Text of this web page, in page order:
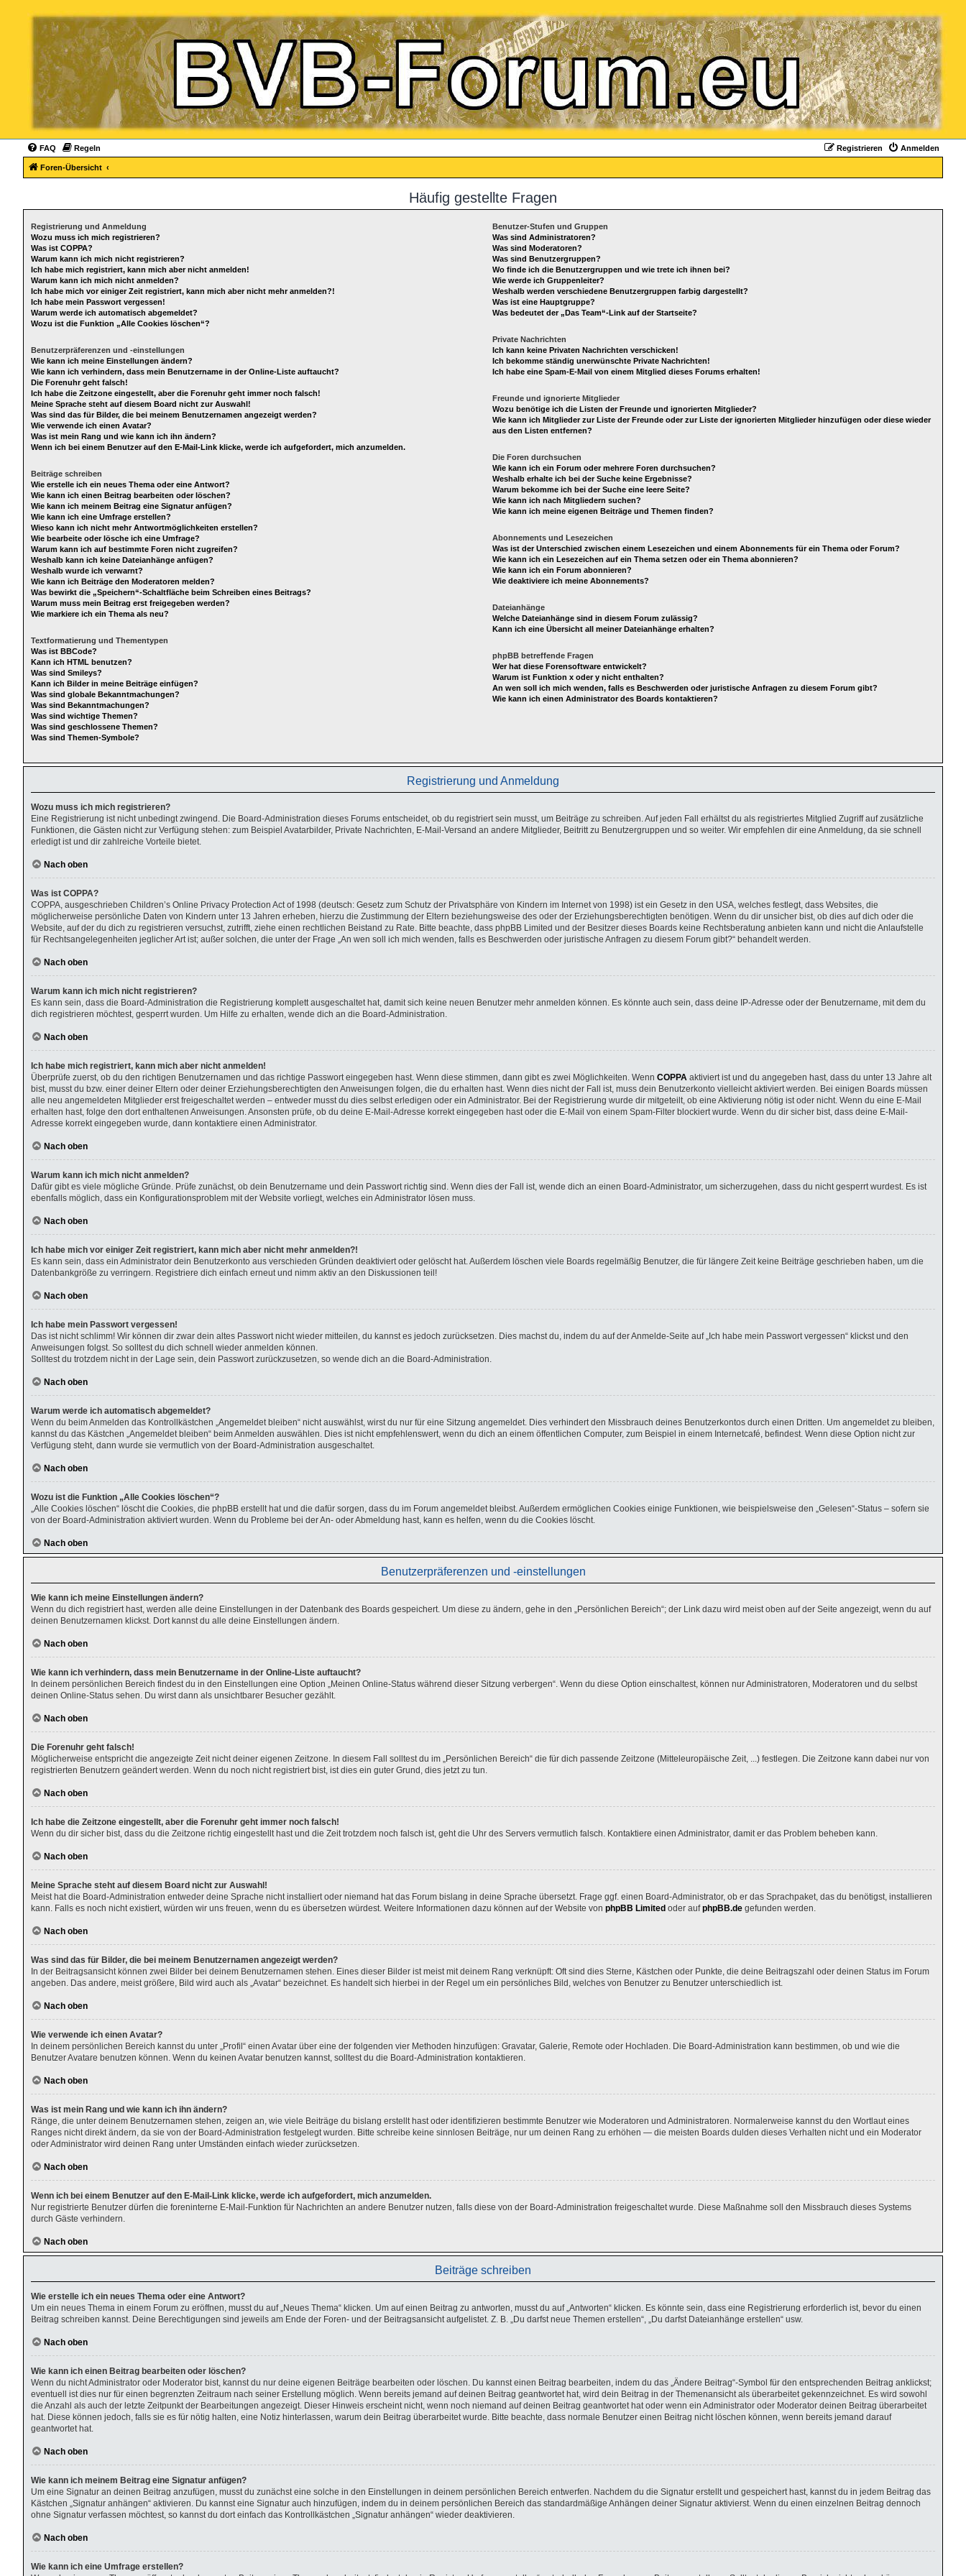
FAQ Regeln Anmelden
Registrieren
Foren-Übersicht
Häufig gestellte Fragen
Registrierung und Anmeldung
Wozu muss ich mich registrieren?
Was ist COPPA?
Warum kann ich mich nicht registrieren?
Ich habe mich registriert, kann mich aber nicht anmelden!
Warum kann ich mich nicht anmelden?
Ich habe mich vor einiger Zeit registriert, kann mich aber nicht mehr anmelden?!
Ich habe mein Passwort vergessen!
Warum werde ich automatisch abgemeldet?
Wozu ist die Funktion „Alle Cookies löschen“?
Benutzerpräferenzen und -einstellungen
Wie kann ich meine Einstellungen ändern?
Wie kann ich verhindern, dass mein Benutzername in der Online-Liste auftaucht?
Die Forenuhr geht falsch!
Ich habe die Zeitzone eingestellt, aber die Forenuhr geht immer noch falsch!
Meine Sprache steht auf diesem Board nicht zur Auswahl!
Was sind das für Bilder, die bei meinem Benutzernamen angezeigt werden?
Wie verwende ich einen Avatar?
Was ist mein Rang und wie kann ich ihn ändern?
Wenn ich bei einem Benutzer auf den E-Mail-Link klicke, werde ich aufgefordert, mich anzumelden.
Beiträge schreiben
Wie erstelle ich ein neues Thema oder eine Antwort?
Wie kann ich einen Beitrag bearbeiten oder löschen?
Wie kann ich meinem Beitrag eine Signatur anfügen?
Wie kann ich eine Umfrage erstellen?
Wieso kann ich nicht mehr Antwortmöglichkeiten erstellen?
Wie bearbeite oder lösche ich eine Umfrage?
Warum kann ich auf bestimmte Foren nicht zugreifen?
Weshalb kann ich keine Dateianhänge anfügen?
Weshalb wurde ich verwarnt?
Wie kann ich Beiträge den Moderatoren melden?
Was bewirkt die „Speichern“-Schaltfläche beim Schreiben eines Beitrags?
Warum muss mein Beitrag erst freigegeben werden?
Wie markiere ich ein Thema als neu?
Textformatierung und Thementypen
Was ist BBCode?
Kann ich HTML benutzen?
Was sind Smileys?
Kann ich Bilder in meine Beiträge einfügen?
Was sind globale Bekanntmachungen?
Was sind Bekanntmachungen?
Was sind wichtige Themen?
Was sind geschlossene Themen?
Was sind Themen-Symbole?
Benutzer-Stufen und Gruppen
Was sind Administratoren?
Was sind Moderatoren?
Was sind Benutzergruppen?
Wo finde ich die Benutzergruppen und wie trete ich ihnen bei?
Wie werde ich Gruppenleiter?
Weshalb werden verschiedene Benutzergruppen farbig dargestellt?
Was ist eine Hauptgruppe?
Was bedeutet der „Das Team“-Link auf der Startseite?
Private Nachrichten
Ich kann keine Privaten Nachrichten verschicken!
Ich bekomme ständig unerwünschte Private Nachrichten!
Ich habe eine Spam-E-Mail von einem Mitglied dieses Forums erhalten!
Freunde und ignorierte Mitglieder
Wozu benötige ich die Listen der Freunde und ignorierten Mitglieder?
Wie kann ich Mitglieder zur Liste der Freunde oder zur Liste der ignorierten Mitglieder hinzufügen oder diese wieder
aus den Listen entfernen?
Die Foren durchsuchen
Wie kann ich ein Forum oder mehrere Foren durchsuchen?
Weshalb erhalte ich bei der Suche keine Ergebnisse?
Warum bekomme ich bei der Suche eine leere Seite?
Wie kann ich nach Mitgliedern suchen?
Wie kann ich meine eigenen Beiträge und Themen finden?
Abonnements und Lesezeichen
Was ist der Unterschied zwischen einem Lesezeichen und einem Abonnements für ein Thema oder Forum?
Wie kann ich ein Lesezeichen auf ein Thema setzen oder ein Thema abonnieren?
Wie kann ich ein Forum abonnieren?
Wie deaktiviere ich meine Abonnements?
Dateianhänge
Welche Dateianhänge sind in diesem Forum zulässig?
Kann ich eine Übersicht all meiner Dateianhänge erhalten?
phpBB betreffende Fragen
Wer hat diese Forensoftware entwickelt?
Warum ist Funktion x oder y nicht enthalten?
An wen soll ich mich wenden, falls es Beschwerden oder juristische Anfragen zu diesem Forum gibt?
Wie kann ich einen Administrator des Boards kontaktieren?
Registrierung und Anmeldung
Wozu muss ich mich registrieren?
Eine Registrierung ist nicht unbedingt zwingend. Die Board-Administration dieses Forums entscheidet, ob du registriert sein musst, um Beiträge zu schreiben. Auf jeden Fall erhältst du als registriertes Mitglied Zugriff auf zusätzliche
Funktionen, die Gästen nicht zur Verfügung stehen: zum Beispiel Avatarbilder, Private Nachrichten, E-Mail-Versand an andere Mitglieder, Beitritt zu Benutzergruppen und so weiter. Wir empfehlen dir eine Anmeldung, da sie schnell
erledigt ist und dir zahlreiche Vorteile bietet.
Nach oben
Was ist COPPA?
COPPA, ausgeschrieben Children’s Online Privacy Protection Act of 1998 (deutsch: Gesetz zum Schutz der Privatsphäre von Kindern im Internet von 1998) ist ein Gesetz in den USA, welches festlegt, dass Websites, die
möglicherweise persönliche Daten von Kindern unter 13 Jahren erheben, hierzu die Zustimmung der Eltern beziehungsweise des oder der Erziehungsberechtigten benötigen. Wenn du dir unsicher bist, ob dies auf dich oder die
Website, auf der du dich zu registrieren versuchst, zutrifft, ziehe einen rechtlichen Beistand zu Rate. Bitte beachte, dass phpBB Limited und der Besitzer dieses Boards keine Rechtsberatung anbieten kann und nicht die Anlaufstelle
für Rechtsangelegenheiten jeglicher Art ist; außer solchen, die unter der Frage „An wen soll ich mich wenden, falls es Beschwerden oder juristische Anfragen zu diesem Forum gibt?“ behandelt werden.
Nach oben
Warum kann ich mich nicht registrieren?
Es kann sein, dass die Board-Administration die Registrierung komplett ausgeschaltet hat, damit sich keine neuen Benutzer mehr anmelden können. Es könnte auch sein, dass deine IP-Adresse oder der Benutzername, mit dem du
dich registrieren möchtest, gesperrt wurden. Um Hilfe zu erhalten, wende dich an die Board-Administration.
Nach oben
Ich habe mich registriert, kann mich aber nicht anmelden!
Überprüfe zuerst, ob du den richtigen Benutzernamen und das richtige Passwort eingegeben hast. Wenn diese stimmen, dann gibt es zwei Möglichkeiten. Wenn COPPA aktiviert ist und du angegeben hast, dass du unter 13 Jahre alt
bist, musst du bzw. einer deiner Eltern oder deiner Erziehungsberechtigten den Anweisungen folgen, die du erhalten hast. Wenn dies nicht der Fall ist, muss dein Benutzerkonto vielleicht aktiviert werden. Bei einigen Boards müssen
alle neu angemeldeten Mitglieder erst freigeschaltet werden – entweder musst du dies selbst erledigen oder ein Administrator. Bei der Registrierung wurde dir mitgeteilt, ob eine Aktivierung nötig ist oder nicht. Wenn du eine E-Mail
erhalten hast, folge den dort enthaltenen Anweisungen. Ansonsten prüfe, ob du deine E-Mail-Adresse korrekt eingegeben hast oder die E-Mail von einem Spam-Filter blockiert wurde. Wenn du dir sicher bist, dass deine E-Mail-
Adresse korrekt eingegeben wurde, dann kontaktiere einen Administrator.
Nach oben
Warum kann ich mich nicht anmelden?
Dafür gibt es viele mögliche Gründe. Prüfe zunächst, ob dein Benutzername und dein Passwort richtig sind. Wenn dies der Fall ist, wende dich an einen Board-Administrator, um sicherzugehen, dass du nicht gesperrt wurdest. Es ist
ebenfalls möglich, dass ein Konfigurationsproblem mit der Website vorliegt, welches ein Administrator lösen muss.
Nach oben
Ich habe mich vor einiger Zeit registriert, kann mich aber nicht mehr anmelden?!
Es kann sein, dass ein Administrator dein Benutzerkonto aus verschieden Gründen deaktiviert oder gelöscht hat. Außerdem löschen viele Boards regelmäßig Benutzer, die für längere Zeit keine Beiträge geschrieben haben, um die
Datenbankgröße zu verringern. Registriere dich einfach erneut und nimm aktiv an den Diskussionen teil!
Nach oben
Ich habe mein Passwort vergessen!
Das ist nicht schlimm! Wir können dir zwar dein altes Passwort nicht wieder mitteilen, du kannst es jedoch zurücksetzen. Dies machst du, indem du auf der Anmelde-Seite auf „Ich habe mein Passwort vergessen“ klickst und den
Anweisungen folgst. So solltest du dich schnell wieder anmelden können.
Solltest du trotzdem nicht in der Lage sein, dein Passwort zurückzusetzen, so wende dich an die Board-Administration.
Nach oben
Warum werde ich automatisch abgemeldet?
Wenn du beim Anmelden das Kontrollkästchen „Angemeldet bleiben“ nicht auswählst, wirst du nur für eine Sitzung angemeldet. Dies verhindert den Missbrauch deines Benutzerkontos durch einen Dritten. Um angemeldet zu bleiben,
kannst du das Kästchen „Angemeldet bleiben“ beim Anmelden auswählen. Dies ist nicht empfehlenswert, wenn du dich an einem öffentlichen Computer, zum Beispiel in einem Internetcafé, befindest. Wenn diese Option nicht zur
Verfügung steht, dann wurde sie vermutlich von der Board-Administration ausgeschaltet.
Nach oben
Wozu ist die Funktion „Alle Cookies löschen“?
„Alle Cookies löschen“ löscht die Cookies, die phpBB erstellt hat und die dafür sorgen, dass du im Forum angemeldet bleibst. Außerdem ermöglichen Cookies einige Funktionen, wie beispielsweise den „Gelesen“-Status – sofern sie
von der Board-Administration aktiviert wurden. Wenn du Probleme bei der An- oder Abmeldung hast, kann es helfen, wenn du die Cookies löscht.
Nach oben
Benutzerpräferenzen und -einstellungen
Wie kann ich meine Einstellungen ändern?
Wenn du dich registriert hast, werden alle deine Einstellungen in der Datenbank des Boards gespeichert. Um diese zu ändern, gehe in den „Persönlichen Bereich“; der Link dazu wird meist oben auf der Seite angezeigt, wenn du auf
deinen Benutzernamen klickst. Dort kannst du alle deine Einstellungen ändern.
Nach oben
Wie kann ich verhindern, dass mein Benutzername in der Online-Liste auftaucht?
In deinem persönlichen Bereich findest du in den Einstellungen eine Option „Meinen Online-Status während dieser Sitzung verbergen“. Wenn du diese Option einschaltest, können nur Administratoren, Moderatoren und du selbst
deinen Online-Status sehen. Du wirst dann als unsichtbarer Besucher gezählt.
Nach oben
Die Forenuhr geht falsch!
Möglicherweise entspricht die angezeigte Zeit nicht deiner eigenen Zeitzone. In diesem Fall solltest du im „Persönlichen Bereich“ die für dich passende Zeitzone (Mitteleuropäische Zeit, ...) festlegen. Die Zeitzone kann dabei nur von
registrierten Benutzern geändert werden. Wenn du noch nicht registriert bist, ist dies ein guter Grund, dies jetzt zu tun.
Nach oben
Ich habe die Zeitzone eingestellt, aber die Forenuhr geht immer noch falsch!
Wenn du dir sicher bist, dass du die Zeitzone richtig eingestellt hast und die Zeit trotzdem noch falsch ist, geht die Uhr des Servers vermutlich falsch. Kontaktiere einen Administrator, damit er das Problem beheben kann.
Nach oben
Meine Sprache steht auf diesem Board nicht zur Auswahl!
Meist hat die Board-Administration entweder deine Sprache nicht installiert oder niemand hat das Forum bislang in deine Sprache übersetzt. Frage ggf. einen Board-Administrator, ob er das Sprachpaket, das du benötigst, installieren
kann. Falls es noch nicht existiert, würden wir uns freuen, wenn du es übersetzen würdest. Weitere Informationen dazu können auf der Website von phpBB Limited oder aufphpBB.de gefunden werden.
Nach oben
Was sind das für Bilder, die bei meinem Benutzernamen angezeigt werden?
In der Beitragsansicht können zwei Bilder bei deinem Benutzernamen stehen. Eines dieser Bilder ist meist mit deinem Rang verknüpft: Oft sind dies Sterne, Kästchen oder Punkte, die deine Beitragszahl oder deinen Status im Forum
angeben. Das andere, meist größere, Bild wird auch als „Avatar“ bezeichnet. Es handelt sich hierbei in der Regel um ein persönliches Bild, welches von Benutzer zu Benutzer unterschiedlich ist.
Nach oben
Wie verwende ich einen Avatar?
In deinem persönlichen Bereich kannst du unter „Profil“ einen Avatar über eine der folgenden vier Methoden hinzufügen: Gravatar, Galerie, Remote oder Hochladen. Die Board-Administration kann bestimmen, ob und wie die
Benutzer Avatare benutzen können. Wenn du keinen Avatar benutzen kannst, solltest du die Board-Administration kontaktieren.
Nach oben
Was ist mein Rang und wie kann ich ihn ändern?
Ränge, die unter deinem Benutzernamen stehen, zeigen an, wie viele Beiträge du bislang erstellt hast oder identifizieren bestimmte Benutzer wie Moderatoren und Administratoren. Normalerweise kannst du den Wortlaut eines
Ranges nicht direkt ändern, da sie von der Board-Administration festgelegt wurden. Bitte schreibe keine sinnlosen Beiträge, nur um deinen Rang zu erhöhen — die meisten Boards dulden dieses Verhalten nicht und ein Moderator
oder Administrator wird deinen Rang unter Umständen einfach wieder zurücksetzen.
Nach oben
Wenn ich bei einem Benutzer auf den E-Mail-Link klicke, werde ich aufgefordert, mich anzumelden.
Nur registrierte Benutzer dürfen die foreninterne E-Mail-Funktion für Nachrichten an andere Benutzer nutzen, falls diese von der Board-Administration freigeschaltet wurde. Diese Maßnahme soll den Missbrauch dieses Systems
durch Gäste verhindern.
Nach oben
Beiträge schreiben
Wie erstelle ich ein neues Thema oder eine Antwort?
Um ein neues Thema in einem Forum zu eröffnen, musst du auf „Neues Thema“ klicken. Um auf einen Beitrag zu antworten, musst du auf „Antworten“ klicken. Es könnte sein, dass eine Registrierung erforderlich ist, bevor du einen
Beitrag schreiben kannst. Deine Berechtigungen sind jeweils am Ende der Foren- und der Beitragsansicht aufgelistet. Z. B. „Du darfst neue Themen erstellen“, „Du darfst Dateianhänge erstellen“ usw.
Nach oben
Wie kann ich einen Beitrag bearbeiten oder löschen?
Wenn du nicht Administrator oder Moderator bist, kannst du nur deine eigenen Beiträge bearbeiten oder löschen. Du kannst einen Beitrag bearbeiten, indem du das „Ändere Beitrag“-Symbol für den entsprechenden Beitrag anklickst;
eventuell ist dies nur für einen begrenzten Zeitraum nach seiner Erstellung möglich. Wenn bereits jemand auf deinen Beitrag geantwortet hat, wird dein Beitrag in der Themenansicht als überarbeitet gekennzeichnet. Es wird sowohl
die Anzahl als auch der letzte Zeitpunkt der Bearbeitungen angezeigt. Dieser Hinweis erscheint nicht, wenn noch niemand auf deinen Beitrag geantwortet hat oder wenn ein Administrator oder Moderator deinen Beitrag überarbeitet
hat. Diese können jedoch, falls sie es für nötig halten, eine Notiz hinterlassen, warum dein Beitrag überarbeitet wurde. Bitte beachte, dass normale Benutzer einen Beitrag nicht löschen können, wenn bereits jemand darauf
geantwortet hat.
Nach oben
Wie kann ich meinem Beitrag eine Signatur anfügen?
Um eine Signatur an deinen Beitrag anzufügen, musst du zunächst eine solche in den Einstellungen in deinem persönlichen Bereich entwerfen. Nachdem du die Signatur erstellt und gespeichert hast, kannst du in jedem Beitrag das
Kästchen „Signatur anhängen“ aktivieren. Du kannst eine Signatur auch hinzufügen, indem du in deinem persönlichen Bereich das standardmäßige Anhängen deiner Signatur aktivierst. Wenn du einen einzelnen Beitrag dennoch
ohne Signatur verfassen möchtest, so kannst du dort einfach das Kontrollkästchen „Signatur anhängen“ wieder deaktivieren.
Nach oben
Wie kann ich eine Umfrage erstellen?